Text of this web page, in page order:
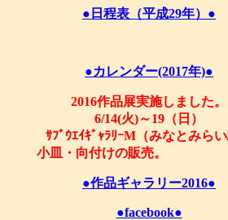
●日程表（平成29年）●
●カレンダー(2017年)●
2016作品展実施しました。
6/14(火)～19（日）
ｻﾌﾞｳｴｲｷﾞｬﾗﾘｰM（みなとみら
小皿・向付けの販
●作品ギャラリー2016●
●facebook●